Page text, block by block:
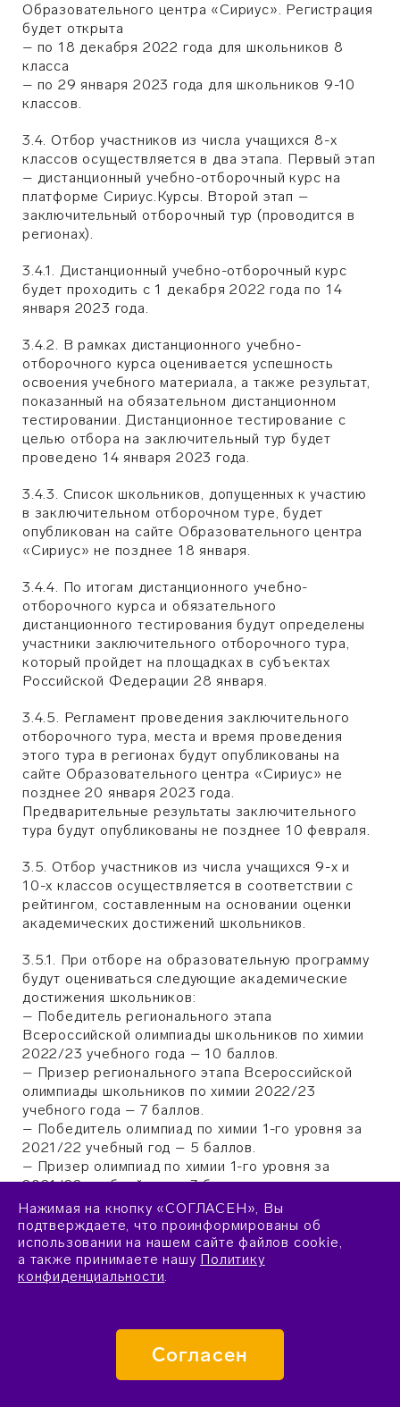
Образовательного центра «Сириус». Регистрация
будет открыта
– по 18 декабря 2022 года для школьников 8
класса
– по 29 января 2023 года для школьников 9-10
классов.
3.4. Отбор участников из числа учащихся 8-х
классов осуществляется в два этапа. Первый этап
– дистанционный учебно-отборочный курс на
платформе Сириус.Курсы. Второй этап –
заключительный отборочный тур (проводится в
регионах).
3.4.1. Дистанционный учебно-отборочный курс
будет проходить с 1 декабря 2022 года по 14
января 2023 года.
3.4.2. В рамках дистанционного учебно-
отборочного курса оценивается успешность
освоения учебного материала, а также результат,
показанный на обязательном дистанционном
тестировании. Дистанционное тестирование с
целью отбора на заключительный тур будет
проведено 14 января 2023 года.
3.4.3. Список школьников, допущенных к участию
в заключительном отборочном туре, будет
опубликован на сайте Образовательного центра
«Сириус» не позднее 18 января.
3.4.4. По итогам дистанционного учебно-
отборочного курса и обязательного
дистанционного тестирования будут определены
участники заключительного отборочного тура,
который пройдет на площадках в субъектах
Российской Федерации 28 января.
3.4.5. Регламент проведения заключительного
отборочного тура, места и время проведения
этого тура в регионах будут опубликованы на
сайте Образовательного центра «Сириус» не
позднее 20 января 2023 года.
Предварительные результаты заключительного
тура будут опубликованы не позднее 10 февраля.
3.5. Отбор участников из числа учащихся 9-х и
10-х классов осуществляется в соответствии с
рейтингом, составленным на основании оценки
академических достижений школьников.
3.5.1. При отборе на образовательную программу
будут оцениваться следующие академические
достижения школьников:
– Победитель регионального этапа
Всероссийской олимпиады школьников по химии
2022/23 учебного года – 10 баллов.
– Призер регионального этапа Всероссийской
олимпиады школьников по химии 2022/23
учебного года – 7 баллов.
– Победитель олимпиад по химии 1-го уровня за
2021/22 учебный год – 5 баллов.
– Призер олимпиад по химии 1-го уровня за
2021/22 учебный год – 3 балла.
– Победитель олимпиад по химии 2–3-го уровней
за 2021/22 учебный год – 2 балла.
– Призер олимпиад по химии 2–3-го уровней за
2021/22 учебный год – 1 балл.
из Государственного информационного ресурса о
детях, проявивших выдающиеся способности.
Нажимая на кнопку «СОГЛАСЕН», Вы
подтверждаете, что проинформированы об
использовании на нашем сайте файлов cookie,
а также принимаете нашу Политику
конфиденциальности.
Согласен